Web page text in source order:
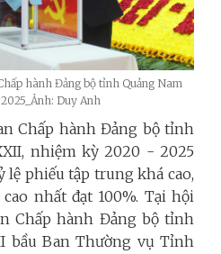
hành Đảng bộ tỉnh Quảng Nam
Duy Anh
Chấp hành Đảng bộ tỉnh
nhiệm kỳ 2020 - 2025
lệ phiếu tập trung khá cao,
nhất đạt 100%. Tại hội
Chấp hành Đảng bộ tỉnh
bầu Ban Thường vụ Tỉnh